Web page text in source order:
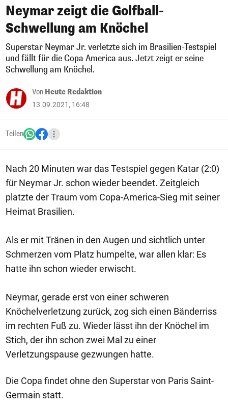
Neymar zeigt die Golfball-
Schwellung am Knöchel
Superstar Neymar Jr. verletzte sich im Brasilien-Testspiel
und fällt für die Copa America aus. Jetzt zeigt er seine
Schwellung am Knöchel.
Von Heute Redaktion
13.09.2021, 16:48
Teilen
Nach 20 Minuten war das Testspiel gegen Katar (2:0)
für Neymar Jr. schon wieder beendet. Zeitgleich
platzte der Traum vom Copa-America-Sieg mit seiner
Heimat Brasilien.
Als er mit Tränen in den Augen und sichtlich unter
Schmerzen vom Platz humpelte, war allen klar: Es
hatte ihn schon wieder erwischt.
Neymar, gerade erst von einer schweren
Knöchelverletzung zurück, zog sich einen Bänderriss
im rechten Fuß zu. Wieder lässt ihn der Knöchel im
Stich, der ihn schon zwei Mal zu einer
Verletzungspause gezwungen hatte.
Die Copa findet ohne den Superstar von Paris Saint-
Germain statt.